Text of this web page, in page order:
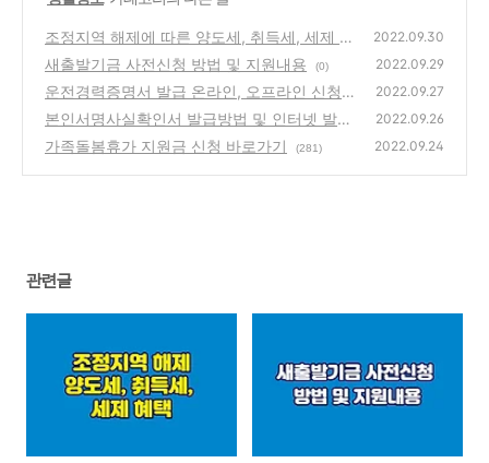
조정지역 해제에 따른 양도세, 취득세, 세제 혜
택
(0)
2022.09.30
새출발기금 사전신청 방법 및 지원내용 (0) 2022.09.29
운전경력증명서 발급 온라인, 오프라인 신청
방법
(0)
2022.09.27
본인서명사실확인서 발급방법 및 인터넷 발급
안내
(0)
2022.09.26
가족돌봄휴가 지원금 신청 바로가기 (281) 2022.09.24
관련글